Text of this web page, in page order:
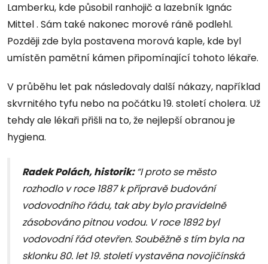
Lamberku, kde působil ranhojič a lazebník Ignác
Mittel . Sám také nakonec morové ráně podlehl.
Později zde byla postavena morová kaple, kde byl
umístěn pamětní kámen připomínající tohoto lékaře.
V průběhu let pak následovaly další nákazy, například
skvrnitého tyfu nebo na počátku 19. století cholera. Už
tehdy ale lékaři přišli na to, že nejlepší obranou je
hygiena.
Radek Polách, historik:“I proto se město
rozhodlo v roce 1887 k přípravě budování
vodovodního řádu, tak aby bylo pravidelně
zásobováno pitnou vodou. V roce 1892 byl
vodovodní řád otevřen. Souběžně s tím byla na
sklonku 80. let 19. století vystavěna novojičínská